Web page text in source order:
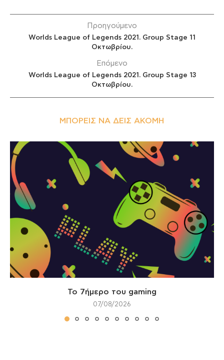
Προηγούμενο
Worlds League of Legends 2021. Group Stage 11
Οκτωβρίου.
Επόμενο
Worlds League of Legends 2021. Group Stage 13
Οκτωβρίου.
ΜΠΟΡΕΊΣ ΝΑ ΔΕΙΣ ΑΚΌΜΗ
Το 7ήμερο του gaming
07/08/2026